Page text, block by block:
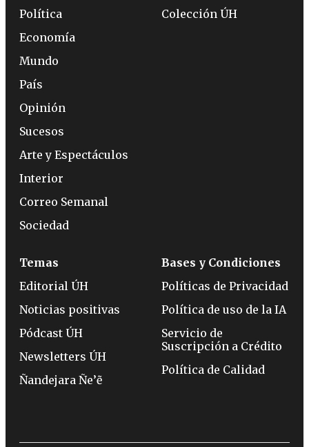
Política
Economía
Mundo
País
Opinión
Sucesos
Arte y Espectáculos
Interior
Correo Semanal
Sociedad
Colección ÚH
Temas
Editorial ÚH
Noticias positivas
Pódcast ÚH
Newsletters ÚH
Ñandejara Ñe’ẽ
Bases y Condiciones
Políticas de Privacidad
Política de uso de la IA
Servicio de
Suscripción a Crédito
Política de Calidad